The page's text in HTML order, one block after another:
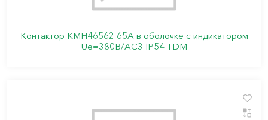
Контактор КМН46562 65А в оболочке с индикатором
Ue=380В/АС3 IP54 TDM